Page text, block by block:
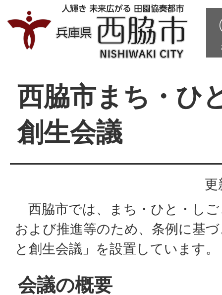
西脇市まち・ひ
創生会議
更
西脇市では、まち・ひと・し
および推進等のため、条例に基
と創生会議」を設置しています。
会議の概要